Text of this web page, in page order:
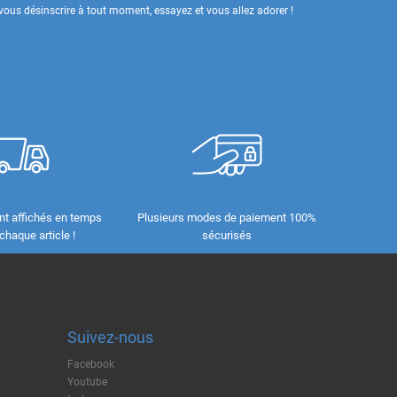
désinscrire à tout moment, essayez et vous allez adorer !
affichés en temps
article !
Plusieurs modes de paiement 100%
sécurisés
Suivez-nous
Facebook
Youtube